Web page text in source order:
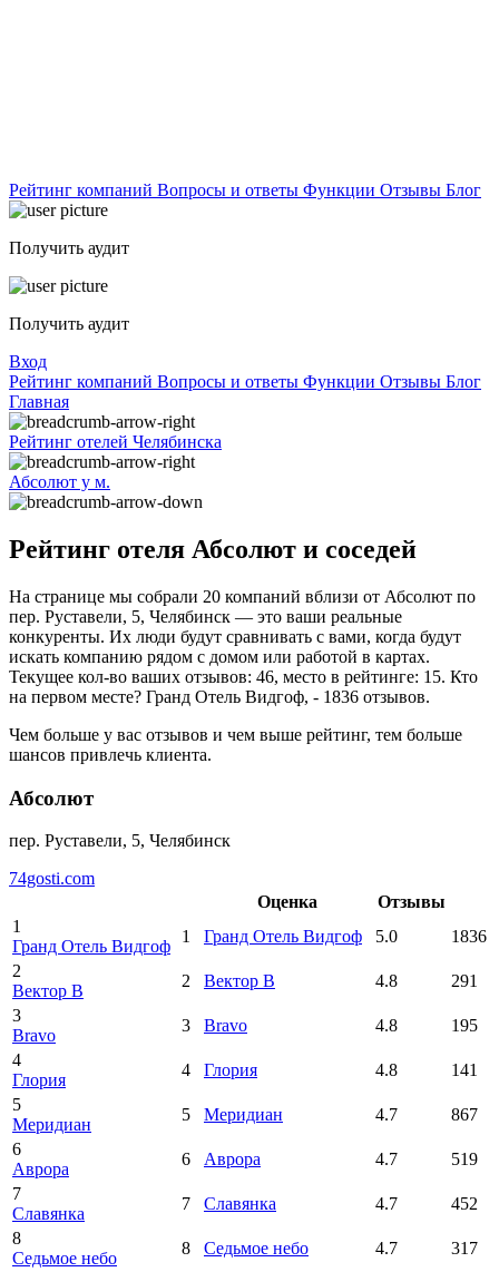
Рейтинг компаний Вопросы и ответы Функции Отзывы Блог
Получить аудит
Получить аудит
Вход
Рейтинг компаний Вопросы и ответы Функции Отзывы Блог
Главная
Рейтинг отелей Челябинска
Абсолют у м.
Рейтинг отеля Абсолют и соседей
На странице мы собрали 20 компаний вблизи от Абсолют по
пер. Руставели, 5, Челябинск — это ваши реальные
конкуренты. Их люди будут сравнивать с вами, когда будут
искать компанию рядом с домом или работой в картах.
Текущее кол-во ваших отзывов: 46, место в рейтинге: 15. Кто
на первом месте? Гранд Отель Видгоф, - 1836 отзывов.
Чем больше у вас отзывов и чем выше рейтинг, тем больше
шансов привлечь клиента.
Абсолют
пер. Руставели, 5, Челябинск
74gosti.com
Оценка
Отзывы
1
Гранд Отель Видгоф
1 Гранд Отель Видгоф 5.0
1836
2
Вектор В
2 Вектор В 4.8
291
3
Bravo
3 Bravo 4.8
195
4
Глория
4 Глория 4.8
141
5
Меридиан
5 Меридиан 4.7
867
6
Аврора
6 Аврора 4.7
519
7
Славянка
7 Славянка 4.7
452
8
Седьмое небо
8 Седьмое небо 4.7
317